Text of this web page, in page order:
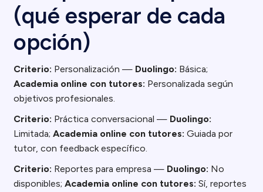
(qué esperar de cada
opción)
Criterio: Personalización — Duolingo: Básica;
Academia online con tutores: Personalizada según
objetivos profesionales.
Criterio: Práctica conversacional — Duolingo:
Limitada;Academia online con tutores: Guiada por
tutor, con feedback específico.
Criterio: Reportes para empresa — Duolingo: No
disponibles;Academia online con tutores: Sí, reportes